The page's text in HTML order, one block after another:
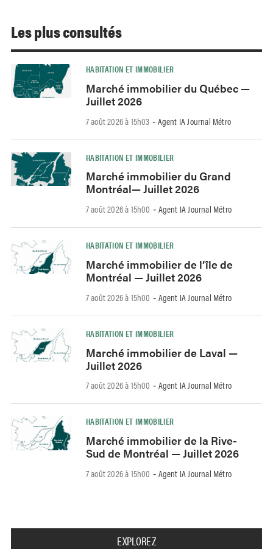
Les plus consultés
HABITATION ET IMMOBILIER
Marché immobilier du Québec —
Juillet 2026
7 août 2026 à 15h03 - Agent IA Journal Métro
HABITATION ET IMMOBILIER
Marché immobilier du Grand
Montréal— Juillet 2026
7 août 2026 à 15h00 - Agent IA Journal Métro
HABITATION ET IMMOBILIER
Marché immobilier de l’île de
Montréal — Juillet 2026
7 août 2026 à 15h00 - Agent IA Journal Métro
HABITATION ET IMMOBILIER
Marché immobilier de Laval —
Juillet 2026
7 août 2026 à 15h00 - Agent IA Journal Métro
HABITATION ET IMMOBILIER
Marché immobilier de la Rive-
Sud de Montréal — Juillet 2026
7 août 2026 à 15h00 - Agent IA Journal Métro
EXPLOREZ